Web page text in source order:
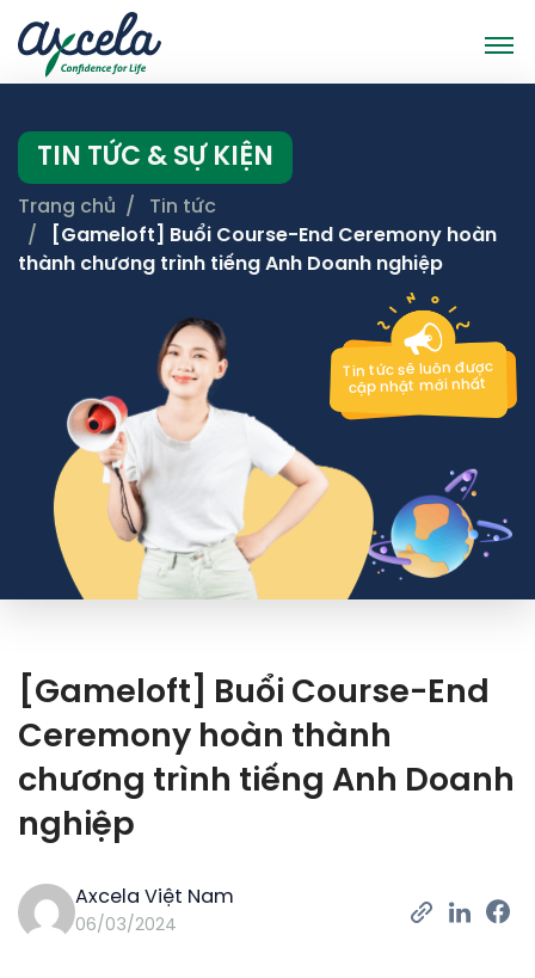
TIN TỨC & SỰ KIỆN
Trang chủ
Tin tức
[Gameloft] Buổi Course-End Ceremony hoàn
thành chương trình tiếng Anh Doanh nghiệp
Tin tức sẽ luôn được
cập nhật mới nhất
[Gameloft] Buổi Course-End
Ceremony hoàn thành
chương trình tiếng Anh Doanh
nghiệp
Axcela Việt Nam
06/03/2024